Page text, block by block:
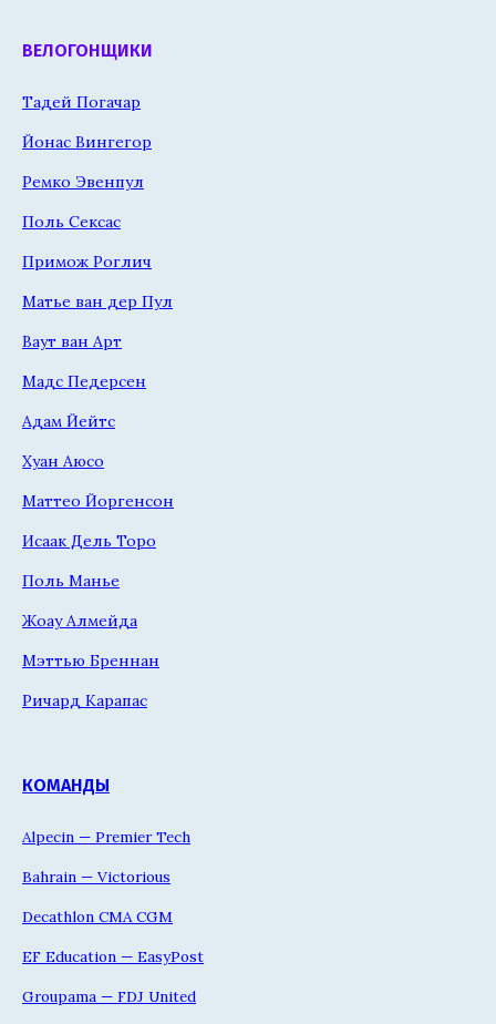
ВЕЛОГОНЩИКИ
Тадей Погачар
Йонас Вингегор
Ремко Эвенпул
Поль Сексас
Примож Роглич
Матье ван дер Пул
Ваут ван Арт
Мадс Педерсен
Адам Йейтс
Хуан Аюсо
Маттео Йоргенсон
Исаак Дель Торо
Поль Манье
Жоау Алмейда
Мэттью Бреннан
Ричард Карапас
КОМАНДЫ
Alpecin — Premier Tech
Bahrain — Victorious
Decathlon CMA CGM
EF Education — EasyPost
Groupama — FDJ United